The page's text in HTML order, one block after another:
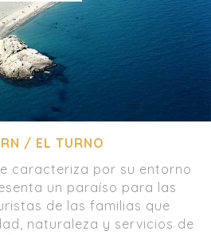
/ EL TURNO
caracteriza por su entorno
un paraíso para las
de las familias que
naturaleza y servicios de